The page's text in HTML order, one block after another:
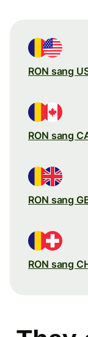
RON sang
RON sang
RON sang
RON sang